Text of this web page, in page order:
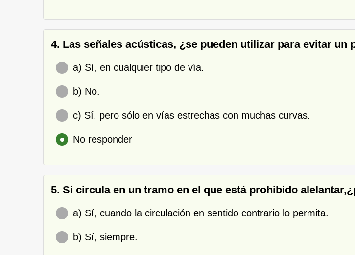
4. Las señales acústicas, ¿se pueden utilizar para evitar un
a) Sí, en cualquier tipo de vía.
b) No.
c) Sí, pero sólo en vías estrechas con muchas curvas.
No responder
5. Si circula en un tramo en el que está prohibido
a) Sí, cuando la circulación en sentido contrario lo permita.
b) Sí, siempre.